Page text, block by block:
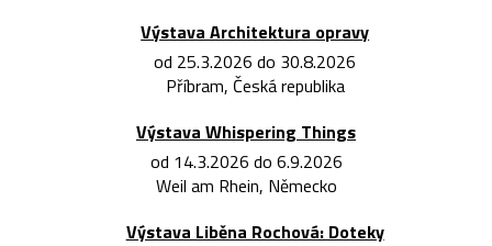
Výstava Architektura opravy
od 25.3.2026 do 30.8.2026
Příbram, Česká republika
Výstava Whispering Things
od 14.3.2026 do 6.9.2026
Weil am Rhein, Německo
Výstava Liběna Rochová: Doteky